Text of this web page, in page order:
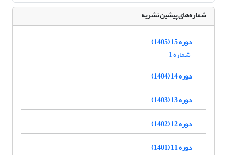
شماره‌های پیشین نشریه
دوره 15 (1405)
شماره 1
دوره 14 (1404)
دوره 13 (1403)
دوره 12 (1402)
دوره 11 (1401)